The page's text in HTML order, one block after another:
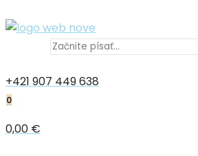
+421 907 449 638
0
0,00 €